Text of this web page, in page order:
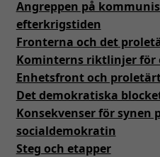
Angreppen på
efterkrigstiden
Fronterna och det
Kominterns riktlinjer för
Enhetsfront och
Det demokratiska
Konsekvenser för synen
socialdemokratin
Steg och etapper